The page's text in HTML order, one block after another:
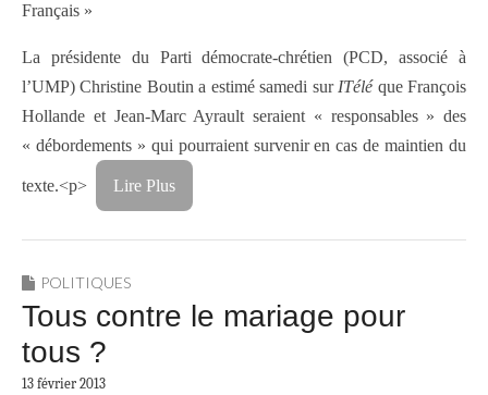
Français »
La présidente du Parti démocrate-chrétien (PCD, associé à
l’UMP) Christine Boutin a estimé samedi sur ITélé que François
Hollande et Jean-Marc Ayrault seraient « responsables » des
« débordements » qui pourraient survenir en cas de maintien du
texte.<p> Lire Plus
POLITIQUES
Tous contre le mariage pour
tous ?
13 février 2013